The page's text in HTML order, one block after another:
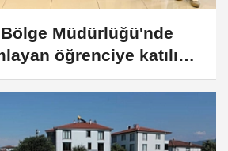
Müdürlüğü'nde
öğrenciye katılım